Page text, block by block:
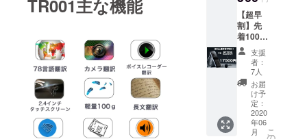
TR001主な機能
況、製
造工程
上の都
合等に
より出
荷時期
が遅れ
る場合
があり
ます。
皆様の
ご支援
TR001
本体×1
※カラー
はガン
メタ
リック
・Type-
C充電
ケーブ
ル×1 ・
スト
ラップ
×1 ・
【超早
割】先
着1000
名様限
定！
【IZELL
翻訳機
TR001
】2台
販売予
定価格
税抜
支援
者：
7人
お届
け予
定：
2020
年06
月
こ